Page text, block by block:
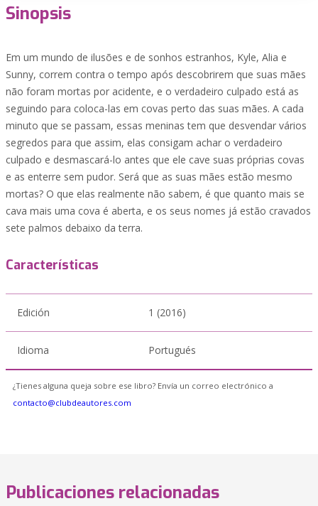
Sinopsis
Em um mundo de ilusões e de sonhos estranhos, Kyle, Alia e
Sunny, correm contra o tempo após descobrirem que suas mães
não foram mortas por acidente, e o verdadeiro culpado está as
seguindo para coloca-las em covas perto das suas mães. A cada
minuto que se passam, essas meninas tem que desvendar vários
segredos para que assim, elas consigam achar o verdadeiro
culpado e desmascará-lo antes que ele cave suas próprias covas
e as enterre sem pudor. Será que as suas mães estão mesmo
mortas? O que elas realmente não sabem, é que quanto mais se
cava mais uma cova é aberta, e os seus nomes já estão cravados
sete palmos debaixo da terra.
Características
Edición 1 (2016)
Idioma Portugués
¿Tienes alguna queja sobre ese libro? Envía un correo electrónico a
contacto@clubdeautores.com
Publicaciones relacionadas